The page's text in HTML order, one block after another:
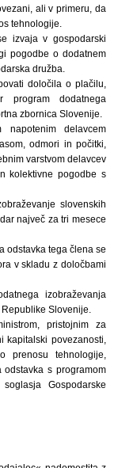
ali v primeru, da
tehnologije.
izvaja v gospodarski
pogodbe o dodatnem
družba.
določila o plačilu,
program dodatnega
zbornica Slovenije.
delavcem
odmori in počitki,
varstvom delavcev
kolektivne pogodbe s
slovenskih
največ za tri mesece
odstavka tega člena se
v skladu z določbami
izobraževanja
Slovenije.
pristojnim za
povezanosti,
prenosu tehnologije,
s programom
Gospodarske